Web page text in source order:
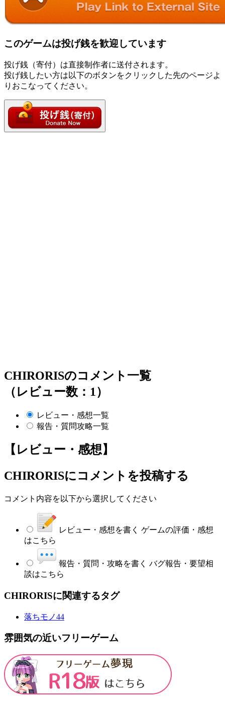
このゲームは投げ銭を歓迎しています
投げ銭（寄付）は直接制作者に送付されます。
投げ銭したい方は以下のボタンをクリックした先のページよ
りおこなってください。
CHIRORISのコメント一覧
（レビュー数：1）
レビュー・感想一覧
報告・質問攻略一覧
【レビュー・感想】
CHIRORISにコメントを投稿する
コメント内容を以下から選択してください
レビュー・感想を書く ゲームの評価・感想
はこちら
報告・質問・攻略を書く バグ報告・要望相
談はこちら
CHIRORISに関連するタグ
落ちモノ44
雰囲気の近いフリーゲーム